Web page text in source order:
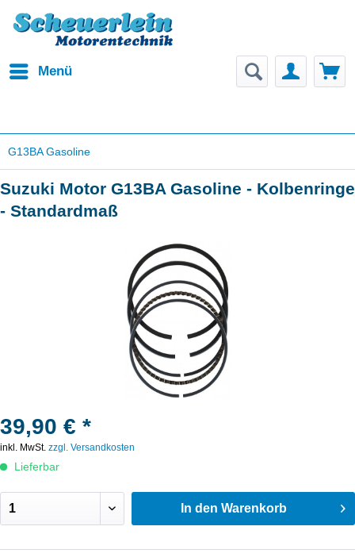
Menü
G13BA Gasoline
Suzuki Motor G13BA Gasoline - Kolbenringe
- Standardmaß
39,90 € *
inkl. MwSt. zzgl. Versandkosten
Lieferbar
In den Warenkorb